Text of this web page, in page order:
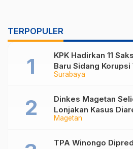
TERPOPULER
Surabaya
KPK Hadirkan 11
Baru Sidang Korupsi
Nonaktif Maidi
Magetan
Dinkes Magetan
Lonjakan Kasus
Lakukan
TPA Winongo